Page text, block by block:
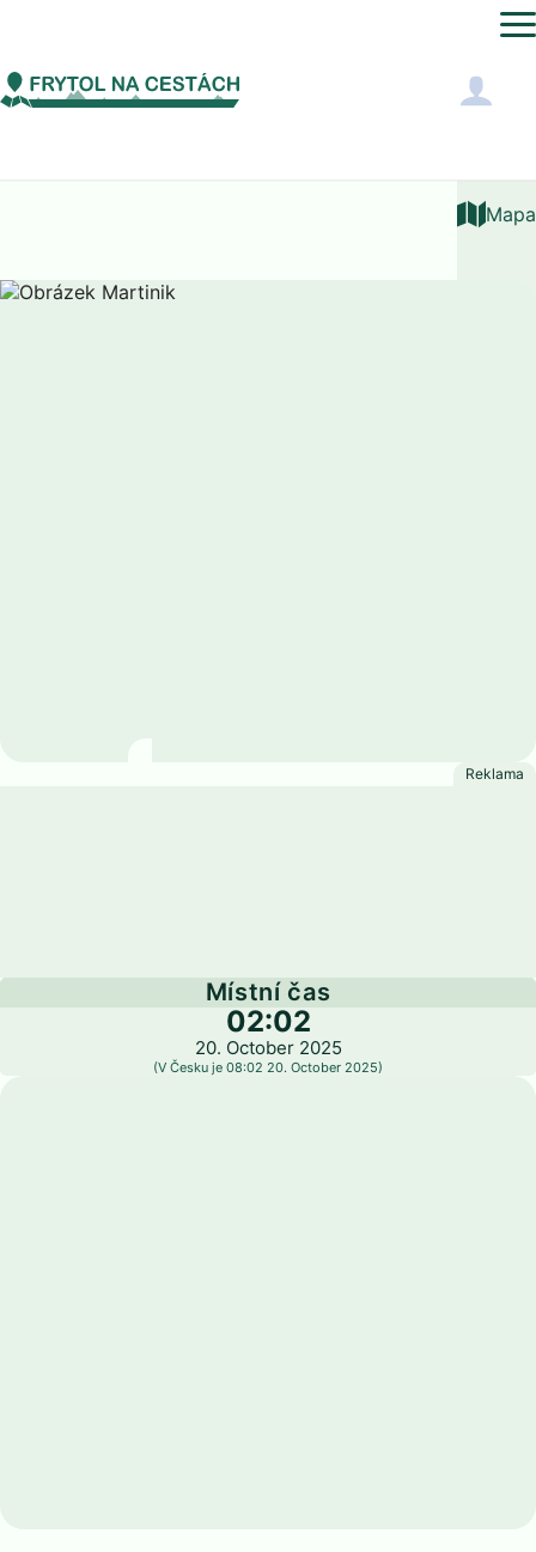
Světový časMartinik
Mapa
Místní čas
02:02
20. October 2025
(V Česku je 08:02 20. October 2025)